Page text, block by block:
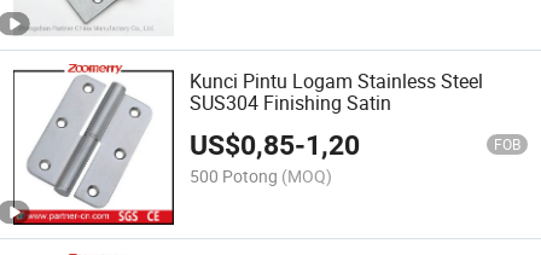
Kunci Pintu Logam Stainless Steel
SUS304 Finishing Satin
US$0,85-1,20 FOB
500 Potong (MOQ)